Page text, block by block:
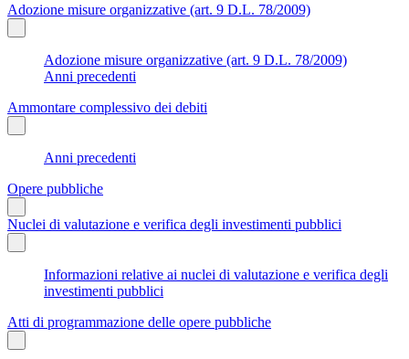
Adozione misure organizzative (art. 9 D.L. 78/2009)
Adozione misure organizzative (art. 9 D.L. 78/2009)
Anni precedenti
Ammontare complessivo dei debiti
Anni precedenti
Opere pubbliche
Nuclei di valutazione e verifica degli investimenti pubblici
Informazioni relative ai nuclei di valutazione e verifica degli
investimenti pubblici
Atti di programmazione delle opere pubbliche